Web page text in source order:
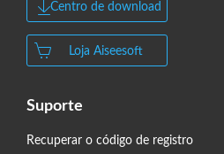
Centro de download
Loja Aiseesoft
Suporte
Recuperar o código de registro